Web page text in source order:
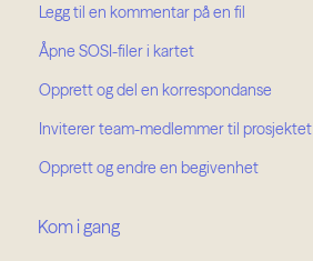
Legg til en kommentar på en fil
Åpne SOSI-filer i kartet
Opprett og del en korrespondanse
Inviterer team-medlemmer til prosjektet
Opprett og endre en begivenhet
Kom i gang